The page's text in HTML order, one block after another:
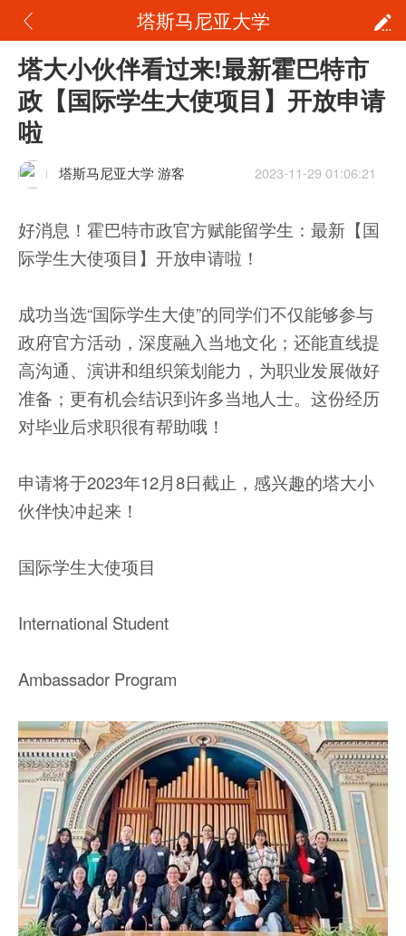
塔斯马尼亚大学
塔大小伙伴看过来!最新霍巴特市
政【国际学生大使项目】开放申请
啦
塔斯马尼亚大学 游客 2023-11-29 01:06:21
好消息！霍巴特市政官方赋能留学生：最新【国
际学生大使项目】开放申请啦！
成功当选“国际学生大使”的同学们不仅能够参与
政府官方活动，深度融入当地文化；还能直线提
高沟通、演讲和组织策划能力，为职业发展做好
准备；更有机会结识到许多当地人士。这份经历
对毕业后求职很有帮助哦！
申请将于2023年12月8日截止，感兴趣的塔大小
伙伴快冲起来！
国际学生大使项目
International Student
Ambassador Program